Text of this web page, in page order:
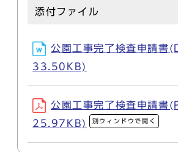
添付ファイル
公園工事完了検査申請書
33.50KB)
公園工事完了検査申請書
25.97KB)
別ウィンドウで開く